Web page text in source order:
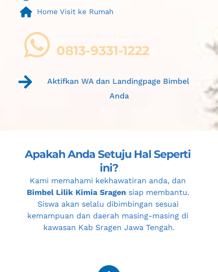
Home Visit ke Rumah
0813-9331-1222
Aktifkan WA dan Landingpage Bimbel
Anda
Apakah Anda Setuju Hal Seperti
ini?
Bimbel Lilik Kimia Sragen siap membantu.
Siswa akan selalu dibimbingan sesuai
kemampuan dan daerah masing-masing di
kawasan Kab Sragen Jawa Tengah.